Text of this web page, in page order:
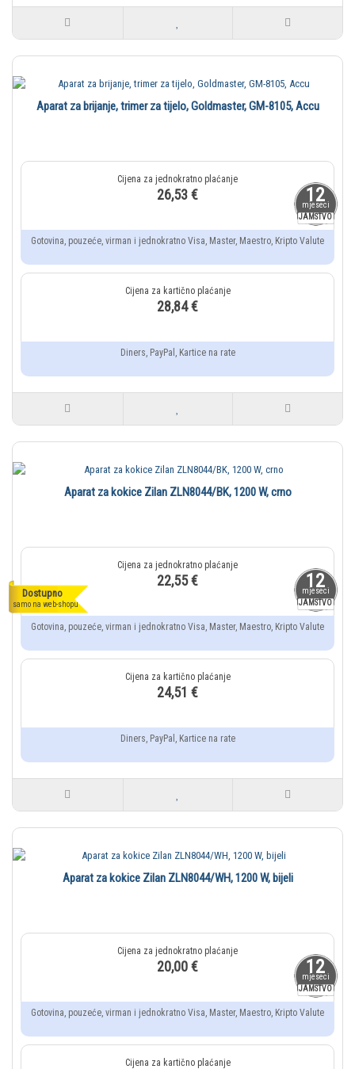
12
mjeseci
JAMSTVO
Aparat za brijanje, trimer za tijelo, Goldmaster, GM-8105, Accu
26,53 €
Gotovina, pouzeće, virman i jednokratno Visa, Master, Maestro, Kripto Valute
28,84 €
Diners, PayPal, Kartice na rate
12
mjeseci
JAMSTVO
Dostupno
samo na web-shopu
Aparat za kokice Zilan ZLN8044/BK, 1200 W, crno
22,55 €
Gotovina, pouzeće, virman i jednokratno Visa, Master, Maestro, Kripto Valute
24,51 €
Diners, PayPal, Kartice na rate
12
mjeseci
JAMSTVO
Aparat za kokice Zilan ZLN8044/WH, 1200 W, bijeli
20,00 €
Gotovina, pouzeće, virman i jednokratno Visa, Master, Maestro, Kripto Valute